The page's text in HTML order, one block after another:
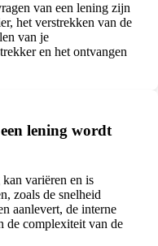
van een lening zijn
het verstrekken van de
van je
en het ontvangen
lening wordt
variëren en is
zoals de snelheid
aanlevert, de interne
de complexiteit van de